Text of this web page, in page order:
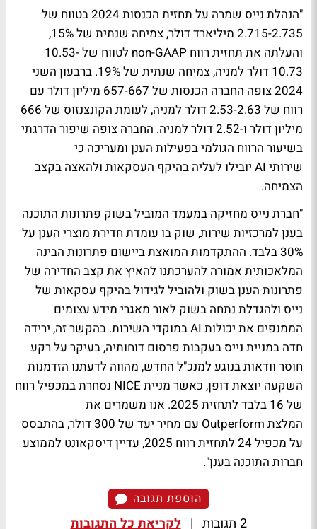
"הנהלת נייס שמרה על תחזית הכנסות 2024 בטווח של
2.715-2.735 מיליארד דולר, צמיחה שנתית של 15%,
והעלתה את תחזית רווח non-GAAP לטווח של 10.53-
10.73 דולר למניה, צמיחה שנתית של 19%. ברבעון השני
2024 צופה החברה הכנסות של 657-667 מיליון דולר עם
רווח של 2.53-2.63 דולר למניה, לעומת הקונצנזוס של 666
מיליון דולר ו-2.52 דולר למניה. החברה צופה שיפור הדרגתי
בשיעור הרווח הגולמי בפעילות הענן ומעריכה כי
שירותי AI יובילו לעליה בהיקף העסקאות ולהאצה בקצב
הצמיחה.
"חברת נייס מחזיקה במעמד המוביל בשוק פתרונות התוכנה
בענן למרכזיות שירות, שוק בו עומדת חדירת מוצרי הענן על
30% בלבד. ההתקדמות המואצת ביישום פתרונות הבינה
המלאכותית אמורה להערכתנו להאיץ את קצב החדירה של
פתרונות הענן בשוק ולהוביל לגידול בהיקף עסקאות של
נייס ולהגדלת נתחה בשוק לאור מאגרי מידע עצומים
הממנפים את יכולות AI במוקדי השירות. בהקשר זה, ירידה
חדה במניית נייס בעקבות פרסום דוחותיה, בעיקר על רקע
חוסר וודאות בנוגע למנכ"ל החדש, מהווה לדעתנו הזדמנות
השקעה יוצאת דופן, כאשר מניית NICE נסחרת במכפיל רווח
של 16 בלבד לתחזית 2025. אנו משמרים את
המלצת Outperform עם מחיר יעד של 300 דולר, בהתבסס
על מכפיל 24 לתחזית רווח 2025, עדיין דיסקאונט לממוצע
חברות התוכנה בענן".
הוספת תגובה
2 תגובות | לקריאת כל התגובות